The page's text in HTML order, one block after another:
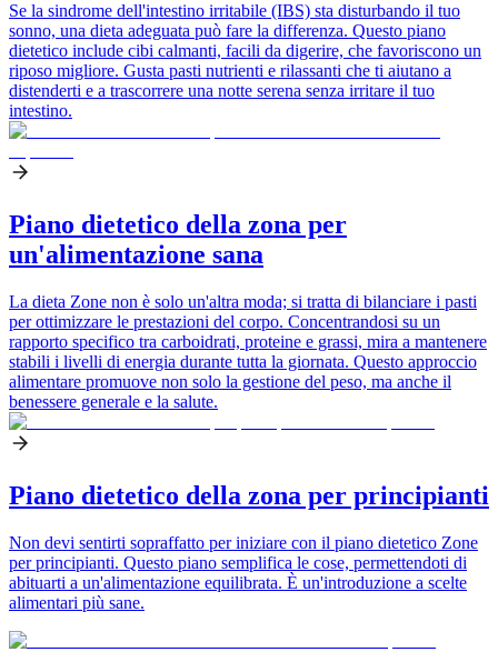
Se la sindrome dell'intestino irritabile (IBS) sta disturbando il tuo
sonno, una dieta adeguata può fare la differenza. Questo piano
dietetico include cibi calmanti, facili da digerire, che favoriscono un
riposo migliore. Gusta pasti nutrienti e rilassanti che ti aiutano a
distenderti e a trascorrere una notte serena senza irritare il tuo
intestino.
Piano dietetico della zona per
un'alimentazione sana
La dieta Zone non è solo un'altra moda; si tratta di bilanciare i pasti
per ottimizzare le prestazioni del corpo. Concentrandosi su un
rapporto specifico tra carboidrati, proteine e grassi, mira a mantenere
stabili i livelli di energia durante tutta la giornata. Questo approccio
alimentare promuove non solo la gestione del peso, ma anche il
benessere generale e la salute.
Piano dietetico della zona per principianti
Non devi sentirti sopraffatto per iniziare con il piano dietetico Zone
per principianti. Questo piano semplifica le cose, permettendoti di
abituarti a un'alimentazione equilibrata. È un'introduzione a scelte
alimentari più sane.